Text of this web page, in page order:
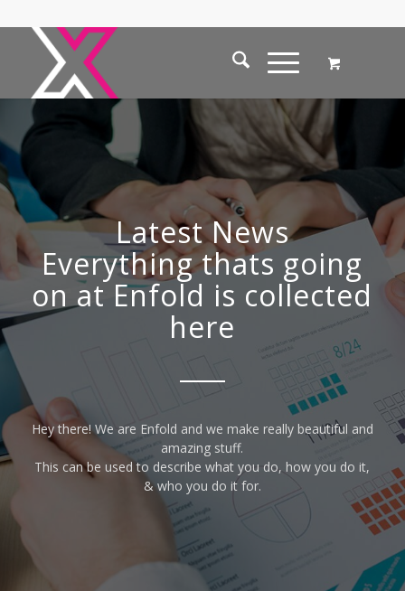
Latest News
Everything thats going
on at Enfold is collected
here
Hey there! We are Enfold and we make really beautiful and
amazing stuff.
This can be used to describe what you do, how you do it,
& who you do it for.